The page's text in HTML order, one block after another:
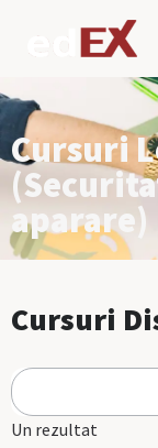
Cursuri
aparare)
Cursuri
Un rezultat